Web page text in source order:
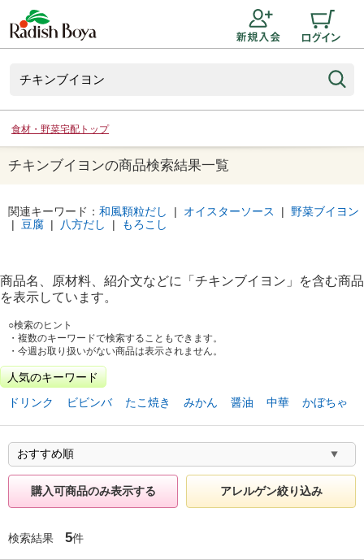
食材・野菜宅配トップ
チキンブイヨンの商品検索結果一覧
関連キーワード： 和風顆粒だし | オイスターソース | 野菜ブイヨン
| 豆腐 | 八方だし | もろこし
商品名、原材料、紹介文などに「 チキンブイヨン 」を含む商品
を表示しています。
○検索のヒント
・複数のキーワードで検索することもできます。
・今週お取り扱いがない商品は表示されません。
人気のキーワード
ドリンク
ビビンバ たこ焼き みかん 醤油 中華 かぼちゃ
購入可商品のみ表示する アレルゲン絞り込み
検索結果 5件